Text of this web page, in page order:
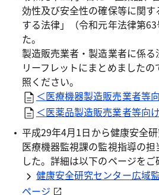
効性及び安全性の確保等に関
する法律」（令和元年法律第
た。
製造販売業者・製造業者に係る
リーフレットにまとめました
照ください。
＜医療機器製造販売業者等
＜医薬品製造販売業者等向
平成29年4月1日から健康安全
医療機器監視課の監視指導の
した。詳細は以下のページをご
健康安全研究センター広域
ページ